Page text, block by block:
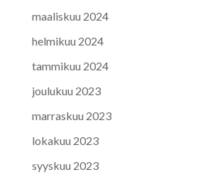
maaliskuu 2024
helmikuu 2024
tammikuu 2024
joulukuu 2023
marraskuu 2023
lokakuu 2023
syyskuu 2023